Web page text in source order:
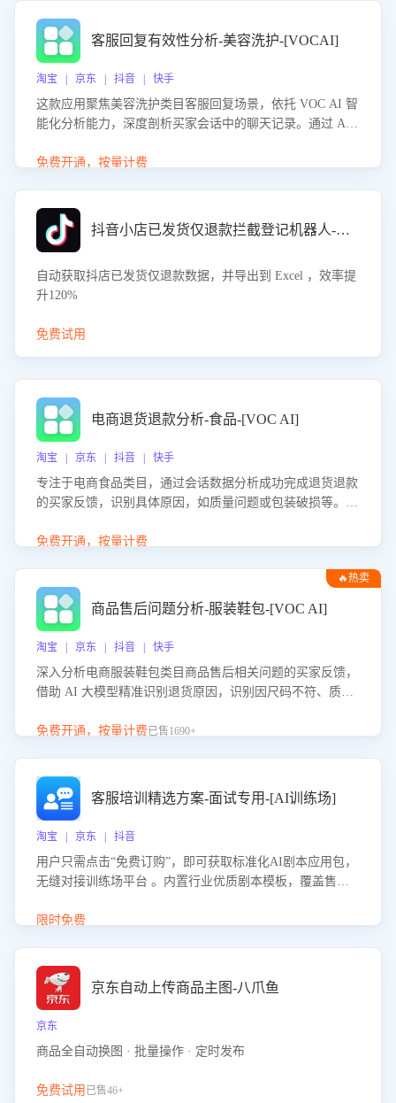
客服回复有效性分析-美容洗护-[VOCAI]
淘宝 | 京东 | 抖音 | 快手
这款应用聚焦美容洗护类目客服回复场景，依托 VOC AI 智
能化分析能力，深度剖析买家会话中的聊天记录。通过 AI
答的有效性与完整性，输出针对性改进策略，助力商家快速
免费开通，按量计费
抖音小店已发货仅退款拦截登记机器人-八爪鱼
自动获取抖店已发货仅退款数据，并导出到 Excel ，效率提
升120%
免费试用
电商退货退款分析-食品-[VOC AI]
淘宝 | 京东 | 抖音 | 快手
专注于电商食品类目，通过会话数据分析成功完成退货退款
的买家反馈，识别具体原因，如质量问题或包装破损等。结
商家降低退款率，提升售后效率。
免费开通，按量计费
🔥热卖
商品售后问题分析-服装鞋包-[VOC AI]
淘宝 | 京东 | 抖音 | 快手
深入分析电商服装鞋包类目商品售后相关问题的买家反馈，
借助 AI 大模型精准识别退货原因，识别因尺码不符、质量
议，助力商家优化产品或服务，实现销售额的显著提升。
免费开通，按量计费已售1690+
客服培训精选方案-面试专用-[AI训练场]
淘宝 | 京东 | 抖音
用户只需点击“免费订购”，即可获取标准化AI剧本应用包，
无缝对接训练场平台 。内置行业优质剧本模板，覆盖售前
初始化时间，助力企业快速启动智能客服训练
限时免费
京东自动上传商品主图-八爪鱼
京东
商品全自动换图 · 批量操作 · 定时发布
免费试用 已售46+